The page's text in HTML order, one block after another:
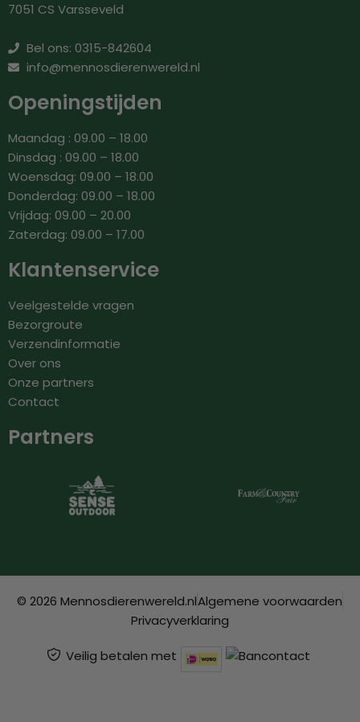
7051 CS Varsseveld
Bel ons: 0315-842604
info@mennosdierenwereld.nl
Openingstijden
Maandag : 09.00 – 18.00
Dinsdag : 09.00 – 18.00
Woensdag: 09.00 – 18.00
Donderdag: 09.00 – 18.00
Vrijdag: 09.00 – 20.00
Zaterdag: 09.00 – 17.00
Klantenservice
Veelgestelde vragen
Bezorgroute
Verzendinformatie
Over ons
Onze partners
Contact
Partners
© 2026 Mennosdierenwereld.nlAlgemene voorwaarden
Privacyverklaring
Veilig betalen met